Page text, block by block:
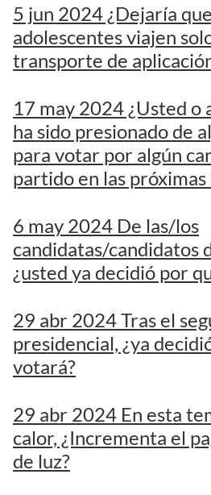
5 jun 2024 ¿Dejaría
adolescentes viajen
transporte de
17 may 2024 ¿Usted o
ha sido presionado de
para votar por algún
partido en las próximas
6 may 2024 De las/los
candidatas/candidatos
¿usted ya decidió por
29 abr 2024 Tras el
presidencial, ¿ya
votará?
29 abr 2024 En esta
calor, ¿Incrementa el
de luz?